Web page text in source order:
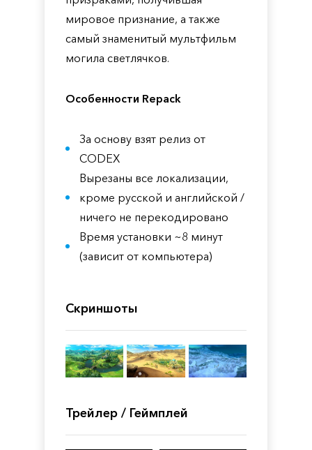
мировое признание, а также
самый знаменитый мультфильм
могила светлячков.
Особенности Repack
За основу взят релиз от
CODEX
Вырезаны все локализации,
кроме русской и английской /
ничего не перекодировано
Время установки ~8 минут
(зависит от компьютера)
Скриншоты
Трейлер / Геймплей